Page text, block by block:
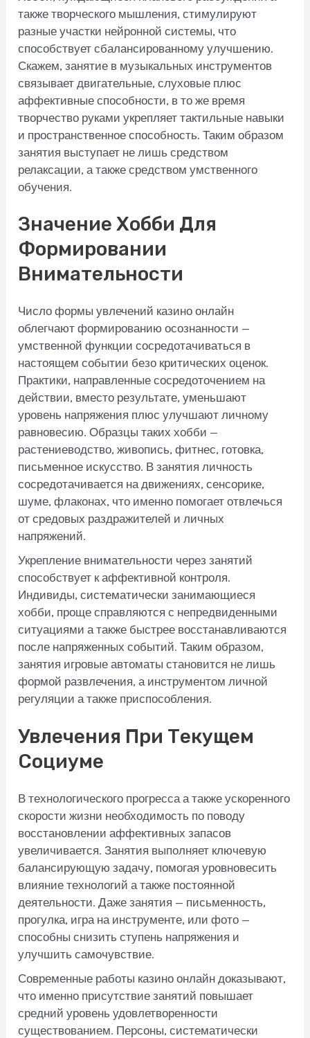
также творческого мышления, стимулируют
разные участки нейронной системы, что
способствует сбалансированному улучшению.
Скажем, занятие в музыкальных инструментов
связывает двигательные, слуховые плюс
аффективные способности, в то же время
творчество руками укрепляет тактильные навыки
и пространственное способность. Таким образом
занятия выступает не лишь средством
релаксации, а также средством умственного
обучения.
Значение Хобби Для
Формировании
Внимательности
Число формы увлечений казино онлайн
облегчают формированию осознанности —
умственной функции сосредотачиваться в
настоящем событии безо критических оценок.
Практики, направленные сосредоточением на
действии, вместо результате, уменьшают
уровень напряжения плюс улучшают личному
равновесию. Образцы таких хобби —
растениеводство, живопись, фитнес, готовка,
письменное искусство. В занятия личность
сосредотачивается на движениях, сенсорике,
шуме, флаконах, что именно помогает отвлечься
от средовых раздражителей и личных
напряжений.
Укрепление внимательности через занятий
способствует к аффективной контроля.
Индивиды, систематически занимающиеся
хобби, проще справляются с непредвиденными
ситуациями а также быстрее восстанавливаются
после напряженных событий. Таким образом,
занятия игровые автоматы становится не лишь
формой развлечения, а инструментом личной
регуляции а также приспособления.
Увлечения При Текущем
Социуме
В технологического прогресса а также ускоренного
скорости жизни необходимость по поводу
восстановлении аффективных запасов
увеличивается. Занятия выполняет ключевую
балансирующую задачу, помогая уровновесить
влияние технологий а также постоянной
деятельности. Даже занятия — письменность,
прогулка, игра на инструменте, или фото —
способны снизить ступень напряжения и
улучшить самочувствие.
Современные работы казино онлайн доказывают,
что именно присутствие занятий повышает
средний уровень удовлетворенности
существованием. Персоны, систематически